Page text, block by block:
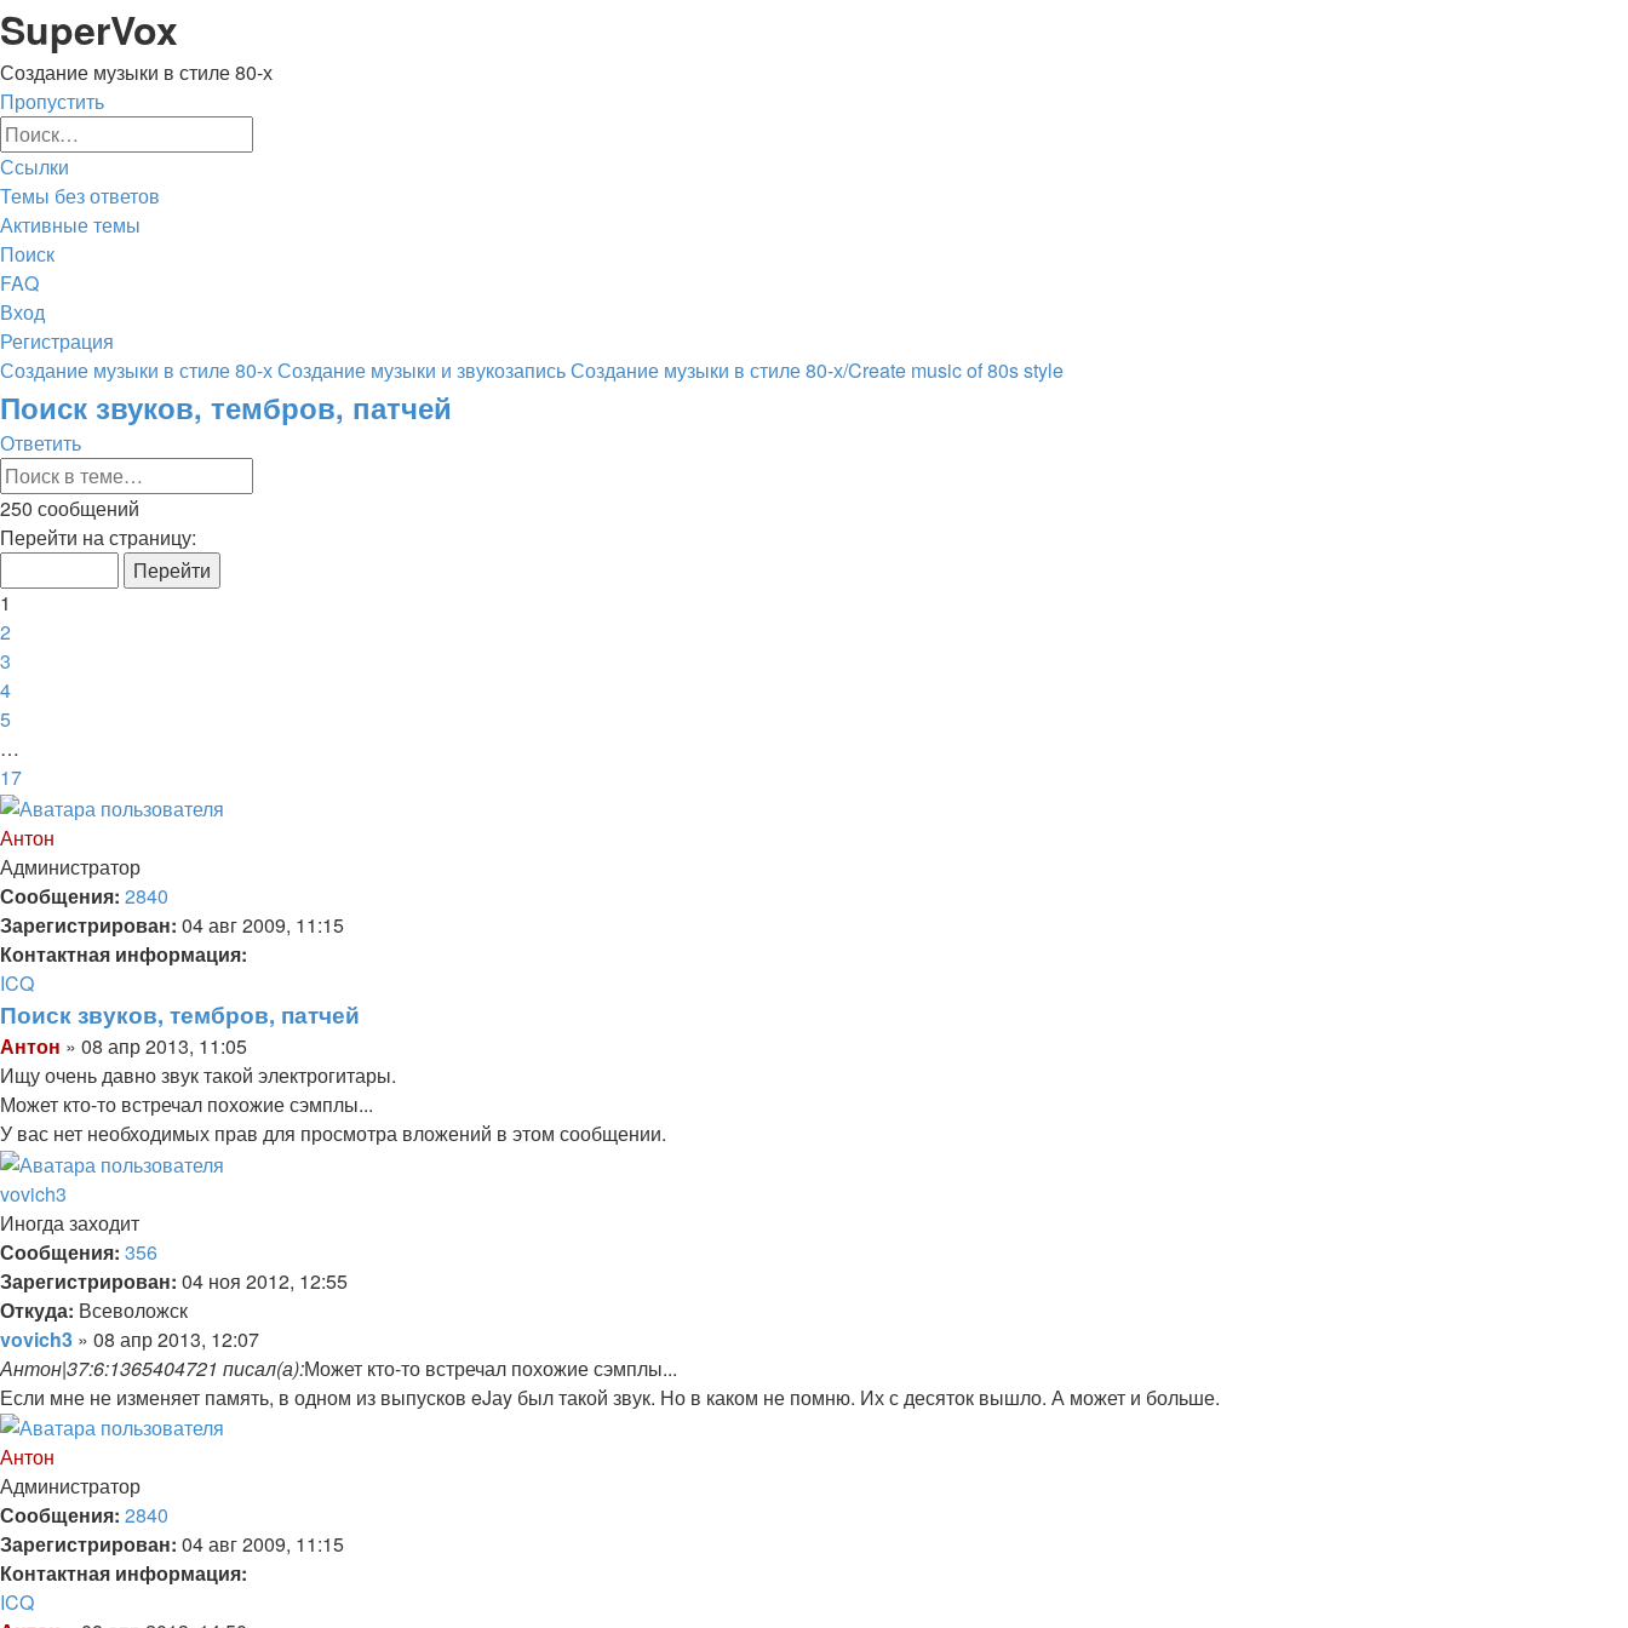
Регистрация
SuperVox
Создание музыки в стиле 80-х
Пропустить
Ссылки
Темы без ответов
Активные темы
Поиск
FAQ
Вход
Регистрация
Создание музыки в стиле 80-хСоздание музыки и звукозаписьСоздание музыки в стиле 80-х/Create music of 80s style
Поиск
Поиск звуков, тембров, патчей
Ответить
Ответить
250 сообщений
Страница
из
17
Перейти на страницу:
1
2
3
4
5
…
17
След.
Антон
Администратор
Сообщения: 2840
Зарегистрирован: 04 авг 2009, 11:15
Контактная информация:
Контактная
информация
пользователя
Антон
ICQ
Поиск звуков, тембров, патчей
Цитата
Сообщение
Антон » 08 апр 2013, 11:05
Ищу очень давно звук такой электрогитары.
Может кто-то встречал похожие сэмплы...
У вас нет необходимых прав для просмотра вложений в этом сообщении.
Вернуться
к
началу
vovich3
Иногда заходит
Сообщения: 356
Зарегистрирован: 04 ноя 2012, 12:55
Откуда: Всеволожск
Цитата
Сообщение
vovich3 » 08 апр 2013, 12:07
Антон|37:6:1365404721 писал(а):Может кто-то встречал похожие сэмплы...
Если мне не изменяет память, в одном из выпусков eJаy был такой звук. Но в каком не помню. Их с десяток вышло. А может и больше.
Вернуться
к
началу
Антон
Администратор
Сообщения: 2840
Зарегистрирован: 04 авг 2009, 11:15
Контактная информация:
Контактная
ICQ